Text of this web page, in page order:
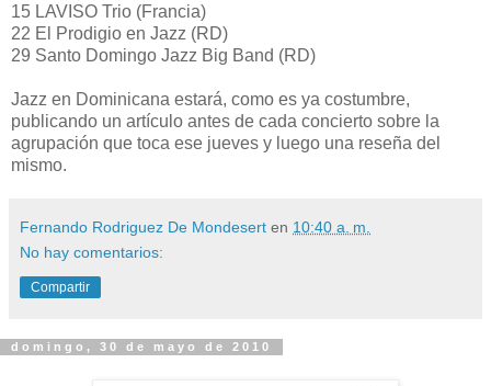
15 LAVISO Trio (Francia)
22 El Prodigio en Jazz (RD)
29 Santo Domingo Jazz Big Band (RD)
Jazz en Dominicana estará, como es ya costumbre,
publicando un artículo antes de cada concierto sobre la
agrupación que toca ese jueves y luego una reseña del
mismo.
Fernando Rodriguez De Mondesert en 10:40 a. m.
No hay comentarios:
Compartir
domingo, 30 de mayo de 2010